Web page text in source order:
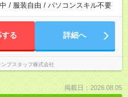
/ 服装自由 / パソコンスキル不要
する 詳細へ
プスタッフ株式会社
掲載日：2026.08.05